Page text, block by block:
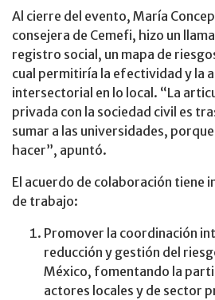
Al cierre del evento, María
consejera de Cemefi, hizo un
registro social, un mapa de
cual permitiría la efectividad y la
intersectorial en lo local. “La
privada con la sociedad civil es
sumar a las universidades,
hacer”, apuntó.
El acuerdo de colaboración tiene
de trabajo:
Promover la coordinación
reducción y gestión del
México, fomentando la
actores locales y de sector